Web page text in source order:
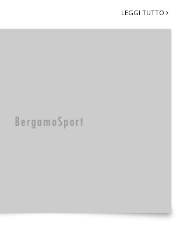
LEGGI TUTTO